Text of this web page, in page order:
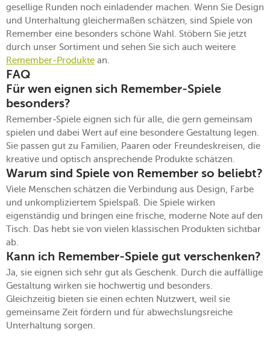
gesellige Runden noch einladender machen. Wenn Sie Design
und Unterhaltung gleichermaßen schätzen, sind Spiele von
Remember eine besonders schöne Wahl. Stöbern Sie jetzt
durch unser Sortiment und sehen Sie sich auch weitere
Remember-Produkte an.
FAQ
Für wen eignen sich Remember-Spiele
besonders?
Remember-Spiele eignen sich für alle, die gern gemeinsam
spielen und dabei Wert auf eine besondere Gestaltung legen.
Sie passen gut zu Familien, Paaren oder Freundeskreisen, die
kreative und optisch ansprechende Produkte schätzen.
Warum sind Spiele von Remember so beliebt?
Viele Menschen schätzen die Verbindung aus Design, Farbe
und unkompliziertem Spielspaß. Die Spiele wirken
eigenständig und bringen eine frische, moderne Note auf den
Tisch. Das hebt sie von vielen klassischen Produkten sichtbar
ab.
Kann ich Remember-Spiele gut verschenken?
Ja, sie eignen sich sehr gut als Geschenk. Durch die auffällige
Gestaltung wirken sie hochwertig und besonders.
Gleichzeitig bieten sie einen echten Nutzwert, weil sie
gemeinsame Zeit fördern und für abwechslungsreiche
Unterhaltung sorgen.